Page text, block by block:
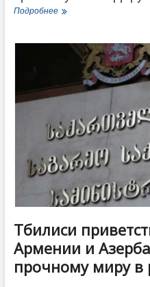
ПодробнееПосол
главой
Грузии
стратегическое
Тбилиси
и
Вашингтона
Тбилиси
Армении и
прочному миру в